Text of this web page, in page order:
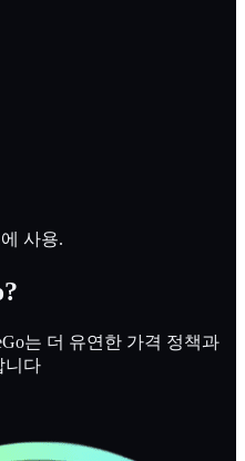
사용.
?
는 더 유연한 가격 정책과
니다